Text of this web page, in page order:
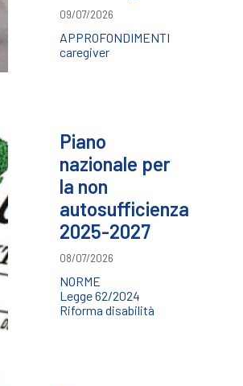
09/07/2026
APPROFONDIMENTI
caregiver
Piano
nazionale per
la non
autosufficienza
2025-2027
08/07/2026
NORME
Legge 62/2024
Riforma disabilità